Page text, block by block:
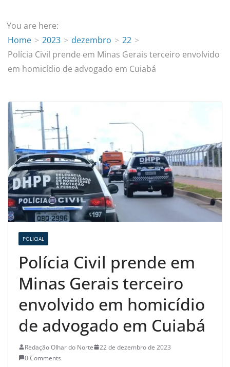
You are here:
Home
2023 dezembro
22
Polícia Civil prende em Minas Gerais terceiro envolvido
em homicídio de advogado em Cuiabá
POLICIAL
Polícia Civil prende em
Minas Gerais terceiro
envolvido em homicídio
de advogado em Cuiabá
Redação Olhar do Norte
22 de dezembro de 2023
0 Comments